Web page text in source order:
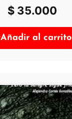
$35.000
Añadir al carrito